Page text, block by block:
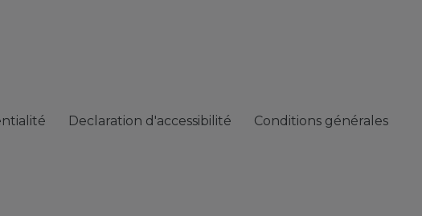
Declaration d'accessibilité
Conditions générales